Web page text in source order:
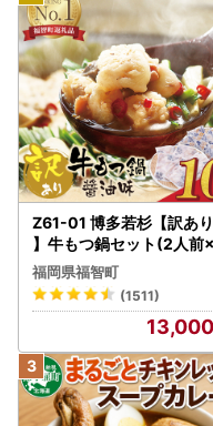
Z61-01 博多若杉【訳あり
】牛もつ鍋セット(2人前
) 10人前 もつ鍋
福岡県福智町
(1511)
13,000